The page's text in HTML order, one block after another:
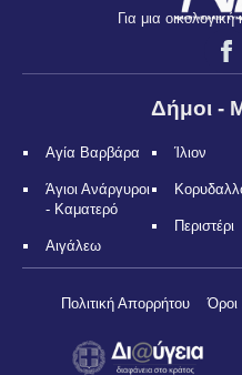
Για μια
Δήμοι -
Αγία Βαρβάρα
Άγιοι Ανάργυροι
- Καματερό
Αιγάλεω
Ίλιον
Περιστέρι
Πολιτική Απορρήτου